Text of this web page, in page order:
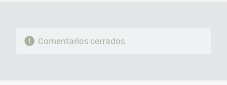
Comentarios cerrados